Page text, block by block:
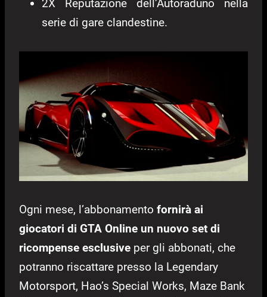
2X Reputazione dell’Autoraduno nella
serie di gare clandestine.
Ogni mese, l’abbonamento fornirà ai
giocatori di GTA Online un nuovo set di
ricompense esclusive per gli abbonati, che
potranno riscattare presso la Legendary
Motorsport, Hao’s Special Works, Maze Bank